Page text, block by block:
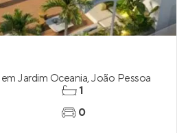
em Jardim Oceania,João Pessoa
1
0